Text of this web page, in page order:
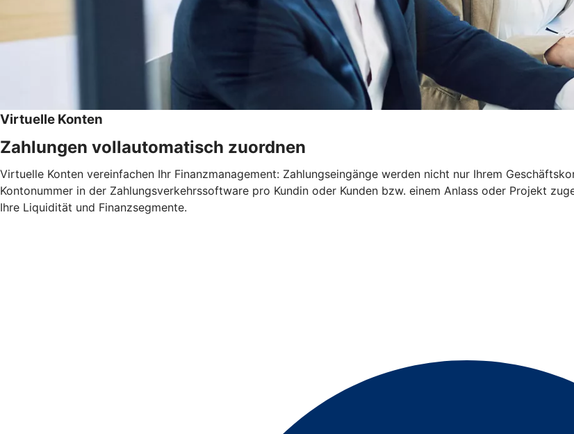
Virtuelle Konten
Zahlungen vollautomatisch zuordnen
Virtuelle Konten vereinfachen Ihr Finanzmanagement: Zahlungseingänge werden nicht nur Ihrem
Kontonummer in der Zahlungsverkehrssoftware pro Kundin oder Kunden bzw. einem Anlass oder Projekt
Ihre Liquidität und Finanzsegmente.